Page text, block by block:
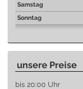
Samstag
Sonntag
unsere Preise
bis 20:00 Uhr